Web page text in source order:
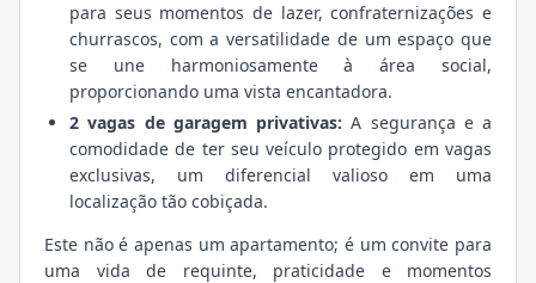
para seus momentos de lazer, confraternizações e
churrascos, com a versatilidade de um espaço que
se une harmoniosamente à área social,
proporcionando uma vista encantadora.
2 vagas de garagem privativas: A segurança e a
comodidade de ter seu veículo protegido em vagas
exclusivas, um diferencial valioso em uma
localização tão cobiçada.
Este não é apenas um apartamento; é um convite para
uma vida de requinte, praticidade e momentos